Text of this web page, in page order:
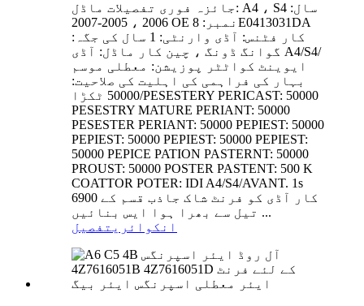
جائزہ فوری تفصیلات ماڈل: A4 ، S4 سال:
2006 ، 2005-2007 OE نمبر: 8E0413031DA
کار فٹنس: آڈی وارنٹی: 1 سال کی جگہ:
گوانگ ڈونگ ، چین کار ماڈل: آڈی A4/S4/
ایوینٹ کواٹٹر پوزیشن: معطلی موسم
بہار کی فراہمی کی اہلیت کی صلاحیت:
50000 ٹکڑا/PESESTERY PERICAST: 50000
PESESTRY MATURE PERIANT: 50000
PESESTER PERIANT: 50000 PEPIEST: 50000
PEPIEST: 50000 PEPIEST: 50000 PEPIEST:
50000 PEPICE PATION PASTERNT: 50000
PROUST: 50000 POSTER PASTENT: 500 K
COATTOR POTER: IDI A4/S4/AVANT. 1s
6900 کار آڈی کو فرنٹ شاک جاذب قسم کے
تیل سے بھرا ہوا ایس بنائیں ...
انکوائریتفصیل